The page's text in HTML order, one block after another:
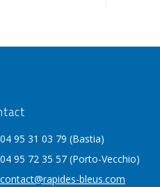
04 95 31 03 79 (Bastia)
04 95 72 35 57 (Porto-Vecchio)
contact@rapides-bleus.com